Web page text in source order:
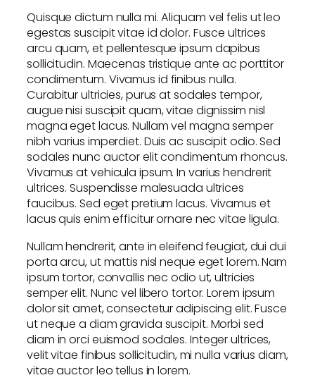
Quisque dictum nulla mi. Aliquam vel felis ut leo
egestas suscipit vitae id dolor. Fusce ultrices
arcu quam, et pellentesque ipsum dapibus
sollicitudin. Maecenas tristique ante ac porttitor
condimentum. Vivamus id finibus nulla.
Curabitur ultricies, purus at sodales tempor,
augue nisi suscipit quam, vitae dignissim nisl
magna eget lacus. Nullam vel magna semper
nibh varius imperdiet. Duis ac suscipit odio. Sed
sodales nunc auctor elit condimentum rhoncus.
Vivamus at vehicula ipsum. In varius hendrerit
ultrices. Suspendisse malesuada ultrices
faucibus. Sed eget pretium lacus. Vivamus et
lacus quis enim efficitur ornare nec vitae ligula.
Nullam hendrerit, ante in eleifend feugiat, dui dui
porta arcu, ut mattis nisl neque eget lorem. Nam
ipsum tortor, convallis nec odio ut, ultricies
semper elit. Nunc vel libero tortor. Lorem ipsum
dolor sit amet, consectetur adipiscing elit. Fusce
ut neque a diam gravida suscipit. Morbi sed
diam in orci euismod sodales. Integer ultrices,
velit vitae finibus sollicitudin, mi nulla varius diam,
vitae auctor leo tellus in lorem.